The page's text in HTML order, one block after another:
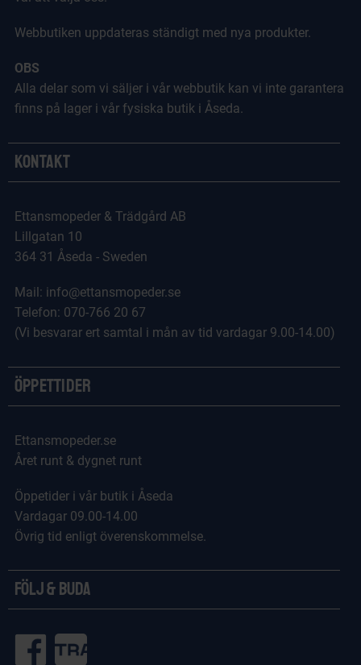
Webbutiken uppdateras ständigt med nya produkter.
OBS
Alla delar som vi säljer i vår webbutik kan vi inte garantera
finns på lager i vår fysiska butik i Åseda.
Kontakt
Ettansmopeder & Trädgård AB
Lillgatan 10
364 31 Åseda - Sweden
Mail: info@ettansmopeder.se
Telefon: 070-766 20 67
(Vi besvarar ert samtal i mån av tid vardagar 9.00-14.00)
Öppettider
Ettansmopeder.se
Året runt & dygnet runt
Öppetider i vår butik i Åseda
Vardagar 09.00-14.00
Övrig tid enligt överenskommelse.
Följ & Buda